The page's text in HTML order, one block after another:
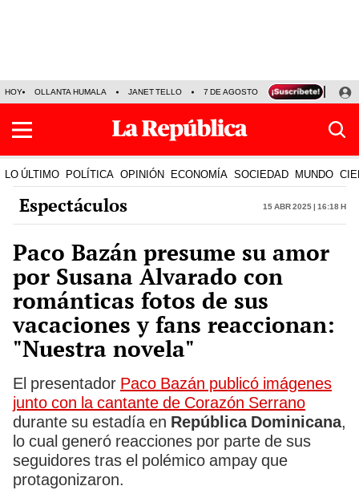
HOY OLLANTA HUMALA JANET TELLO 7 DE AGOSTO TINKA RESULTADOS
LO ÚLTIMO POLÍTICA OPINIÓN ECONOMÍA SOCIEDAD MUNDO
Espectáculos 15 Abr 2025 | 16:18 h
Paco Bazán presume su amor
por Susana Alvarado con
románticas fotos de sus
vacaciones y fans reaccionan:
"Nuestra novela"
El presentador Paco Bazán publicó imágenes
junto con la cantante de Corazón Serrano
durante su estadía en República Dominicana,
lo cual generó reacciones por parte de sus
seguidores tras el polémico ampay que
protagonizaron.